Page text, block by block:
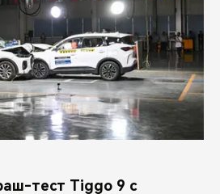
тест Tiggo 9 с